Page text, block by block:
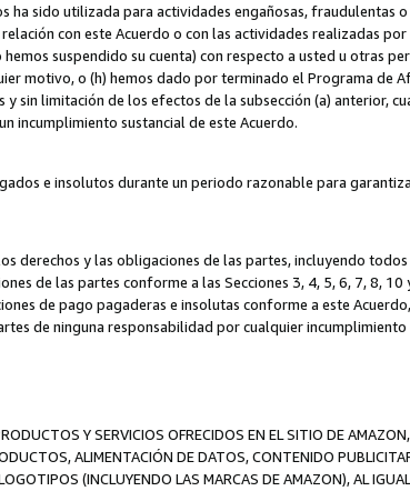
ha sido utilizada para actividades engañosas, fraudulentas
con este Acuerdo o con las actividades realizadas
suspendido su cuenta) con respecto a usted u otras
motivo, o (h) hemos dado por terminado el Programa de
sin limitación de los efectos de la subsección (a) anterior,
incumplimiento sustancial de este Acuerdo.
e insolutos durante un periodo razonable para
derechos y las obligaciones de las partes, incluyendo
de las partes conforme a las Secciones 3, 4, 5, 6, 7, 8,
de pago pagaderas e insolutas conforme a este
de ninguna responsabilidad por cualquier
Y SERVICIOS OFRECIDOS EN EL SITIO DE
ALIMENTACIÓN DE DATOS, CONTENIDO
(INCLUYENDO LAS MARCAS DE AMAZON), AL